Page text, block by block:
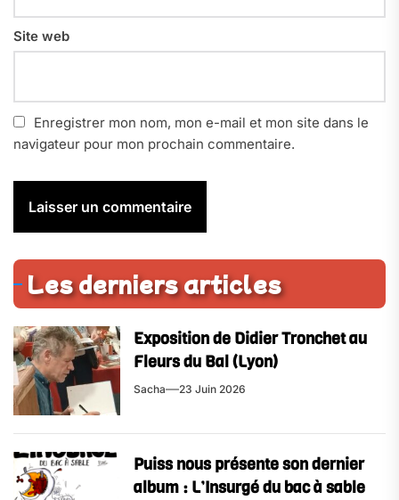
Site web
Enregistrer mon nom, mon e-mail et mon site dans le
navigateur pour mon prochain commentaire.
Les derniers articles
Exposition de Didier Tronchet au
Fleurs du Bal (Lyon)
Sacha 23 Juin 2026
Puiss nous présente son dernier
album : L’Insurgé du bac à sable